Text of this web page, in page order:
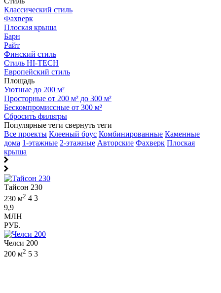
Классический стиль
Фахверк
Плоская крыша
Барн
Райт
Финский стиль
Стиль HI-TECH
Европейский стиль
Площадь
Уютные до 200 м²
Просторные от 200 м² до 300 м²
Бескомпромиссные от 300 м²
Сбросить фильтры
Популярные теги свернуть теги
Все проекты Клееный брус Комбинированные Каменные
дома 1-этажные 2-этажные Авторские Фахверк Плоская
крыша
Тайсон 230
230 м2 4 3
9,9
МЛН
РУБ.
Челси 200
200 м2 5 3